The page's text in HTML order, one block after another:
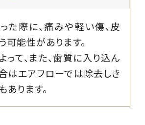
た際に、痛みや軽い傷、皮
可能性があります。
って、また、歯質に入り込ん
はエアフローでは除去しき
ります。